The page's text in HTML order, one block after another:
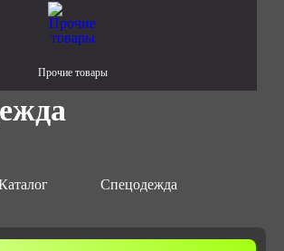
Прочие товары
Спецодежда